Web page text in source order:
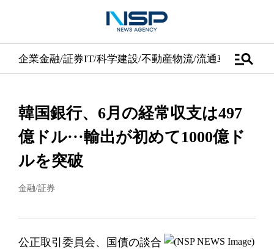
企業金融/証券IT/科学建設/不動産物流/流通車 医学/健康
manage_search
韓国銀行、6月の経常収支は497
億ドル···輸出が初めて1000億ド
ルを突破
金融/証券
公正取引委員会、国債の談合